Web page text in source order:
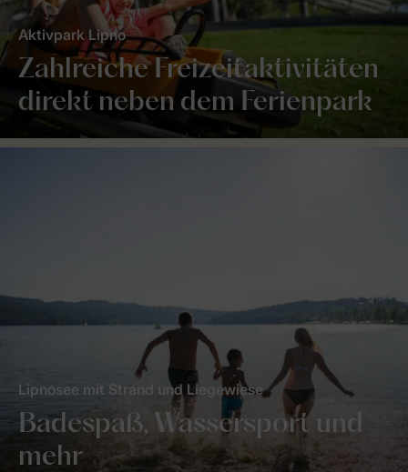
Zahlreiche Freizeitaktivitäten
direkt neben dem Ferienpark
Aktivpark Lipno
Badespaß, Wassersport und
mehr
Lipnosee mit Strand und Liegewiese